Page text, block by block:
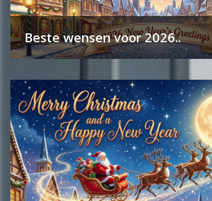
Beste wensen voor 2026..